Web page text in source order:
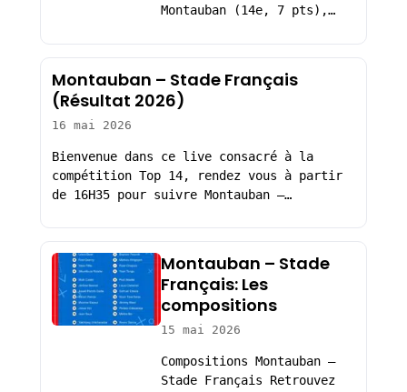
Montauban (14e, 7 pts),…
Montauban – Stade Français
(Résultat 2026)
16 mai 2026
Bienvenue dans ce live consacré à la
compétition Top 14, rendez vous à partir
de 16H35 pour suivre Montauban –…
Montauban – Stade
Français: Les
compositions
15 mai 2026
Compositions Montauban –
Stade Français Retrouvez